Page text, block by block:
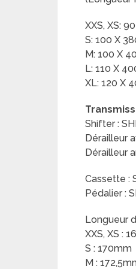
XXS, XS:
S: 100 X
M: 100 X
L: 110 X
XL: 120 X
Shifter :
Dérailleur
Dérailleur
Cassette :
Pédalier :
Longueur
XXS, XS :
S : 170mm
M :